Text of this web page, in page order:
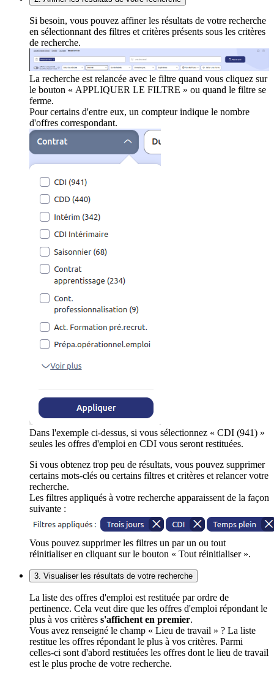
Si besoin, vous pouvez affiner les résultats de votre recherche
en sélectionnant des filtres et critères présents sous les critères
de recherche.
La recherche est relancée avec le filtre quand vous cliquez sur
le bouton « APPLIQUER LE FILTRE » ou quand le filtre se
ferme.
Pour certains d'entre eux, un compteur indique le nombre
d'offres correspondant.
Dans l'exemple ci-dessus, si vous sélectionnez « CDI (941) »
seules les offres d'emploi en CDI vous seront restituées.
Si vous obtenez trop peu de résultats, vous pouvez supprimer
certains mots-clés ou certains filtres et critères et relancer votre
recherche.
Les filtres appliqués à votre recherche apparaissent de la façon
suivante :
Vous pouvez supprimer les filtres un par un ou tout
réinitialiser en cliquant sur le bouton « Tout réinitialiser ».
3. Visualiser les résultats de votre recherche
La liste des offres d'emploi est restituée par ordre de
pertinence. Cela veut dire que les offres d'emploi répondant le
plus à vos critères s'affichent en premier.
Vous avez renseigné le champ « Lieu de travail » ? La liste
restitue les offres répondant le plus à vos critères. Parmi
celles-ci sont d'abord restituées les offres dont le lieu de travail
est le plus proche de votre recherche.